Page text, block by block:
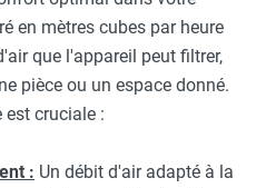
en mètres cubes par heure
que l'appareil peut filtrer,
pièce ou un espace donné.
cruciale :
: Un débit d'air adapté à la